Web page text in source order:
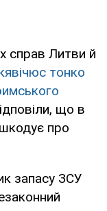
справ Литви й
тонко
що в
про
запасу ЗСУ